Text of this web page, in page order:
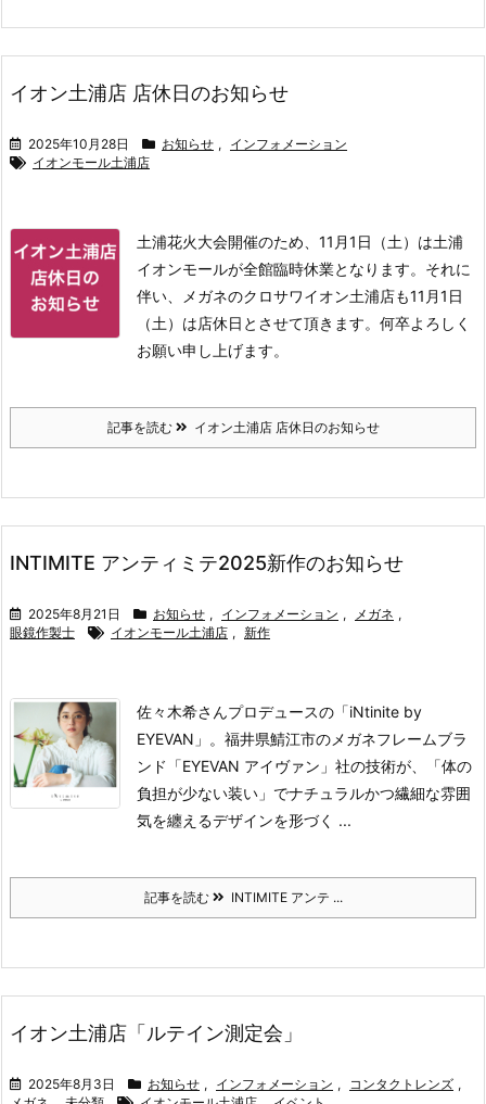
イオン土浦店 店休日のお知らせ
2025年10月28日 お知らせ ,
インフォメーション
イオンモール土浦店
土浦花火大会開催のため、11月1日（土）は土浦
イオンモールが全館臨時休業となります。 それに
伴い、メガネのクロサワイオン土浦店も11月1日
（土）は店休日とさせて頂きます。 何卒よろしく
お願い申し上げます。
記事を読む イオン土浦店 店休日のお知らせ
INTIMITE アンティミテ2025新作のお知らせ
2025年8月21日 お知らせ , インフォメーション , メガネ ,
眼鏡作製士
イオンモール土浦店 , 新作
佐々木希さんプロデュースの「iNtinite by
EYEVAN」。 福井県鯖江市のメガネフレームブラ
ンド「EYEVAN アイヴァン」社の技術が、「体の
負担が少ない装い」でナチュラルかつ繊細な雰囲
気を纏えるデザインを形づく ...
記事を読む INTIMITE アンテ ...
イオン土浦店「ルテイン測定会」
2025年8月3日 お知らせ , インフォメーション , コンタクトレンズ ,